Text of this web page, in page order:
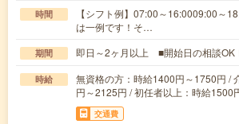
時間
【シフト例】07:00～16:0009:00～
は一例です！そ…
期間 即日～2ヶ月以上 ■開始日の相談OK
時給
無資格の方：時給1400円～1750円 /
円～2125円 / 初任者以上：時給1500
交通費